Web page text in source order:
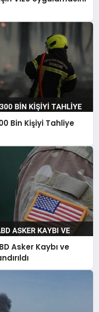
Bin Kişiyi Tahliye
Asker Kaybı ve